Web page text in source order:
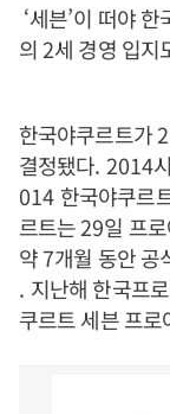
‘세븐’이 떠야 한
의 2세 경영 입지
한국야쿠르트가2
결정됐다. 2014
014 한국야쿠르
르트는29일 프
약7개월 동안 공
. 지난해 한국프
쿠르트 세븐 프로